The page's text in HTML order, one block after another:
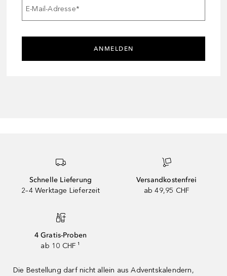
E-Mail-Adresse*
ANMELDEN
Schnelle Lieferung
2–4 Werktage Lieferzeit
Versandkostenfrei
ab 49,95 CHF
4 Gratis-Proben
ab 10 CHF ¹
Die Bestellung darf nicht allein aus Adventskalendern,